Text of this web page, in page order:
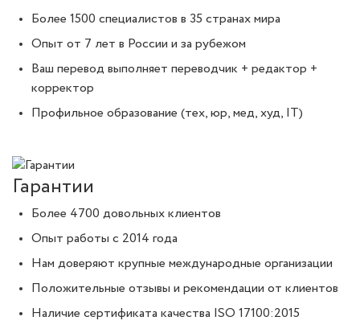
Более 1500 специалистов в 35 странах мира
Опыт от 7 лет в России и за рубежом
Ваш перевод выполняет переводчик + редактор +
корректор
Профильное образование (тех, юр, мед, худ, IT)
Гарантии
Более 4700 довольных клиентов
Опыт работы с 2014 года
Нам доверяют крупные международные организации
Положительные отзывы и рекомендации от клиентов
Наличие сертификата качества ISO 17100:2015